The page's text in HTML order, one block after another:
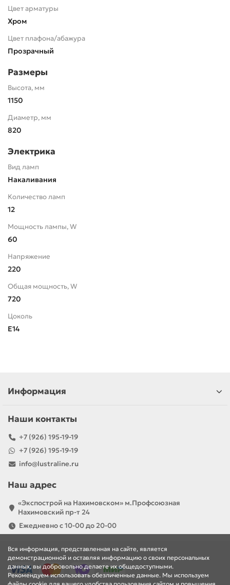
Цвет арматуры
Хром
Цвет плафона/абажура
Прозрачный
Размеры
Высота, мм
1150
Диаметр, мм
820
Электрика
Вид ламп
Накаливания
Количество ламп
12
Мощность лампы, W
60
Напряжение
220
Общая мощность, W
720
Цоколь
E14
Вся информация, представленная на сайте, является
демонстрационной и оставляя информацию о своих персональных
данных, вы добровольно делаете их общедоступными.
Рекомендуем использовать обезличенные данные. Мы используем
Информация
Наши контакты
+7 (926) 195-19-19
+7 (926) 195-19-19
info@lustraline.ru
Наш адрес
«Экспострой на Нахимовском» м.Профсоюзная
Нахимовский пр-т 24
Ежедневно с 10-00 до 20-00